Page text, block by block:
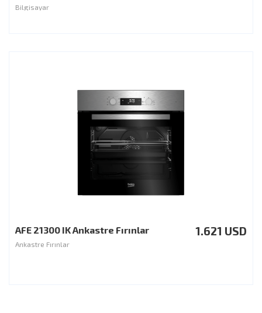
Bilgisayar
AFE 21300 IK Ankastre Fırınlar
Ankastre Fırınlar
1.621 USD